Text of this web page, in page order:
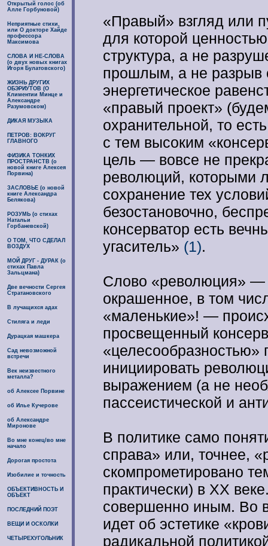
Открытый голос (об
Алле Горбуновой)
Неприятные стихи,
или О докторе Хайде
профессора
Максимова
СЛОВА И НЕ-СЛОВА
(о двух новых книгах
Игоря Булатовского)
ЖИЗНЬ ДРУГИХ
ОБЭРИУТОВ (О
Климентии Минце и
Александре
Разумовском)
ДИКАЯ МУЗЫКА
ПЕТРОВ: ВОКРУГ
ГЛАВНОГО
ФИЗИКА ТОНКИХ
ПРОСТРАНСТВ (о
новой книге Алексея
Порвина)
ЗАСЛОВЬЕ (о новой
книге Александра
Белякова)
РОЗУМЬ (о стихах
Натальи
Горбаневской)
О ТОМ, ЧТО СДЕЛАЛ
ВОЗДУХ
МОЙ ДРУГ - ДУРАК (о
стихах Павла
Зальцмана)
Две вечности Сергея
Стратановского
В лучащихся адах
Стиляга и леди
Дурацкая машкера
Сад невозможной
встречи
Век неизвестного
металла?
об Алексее Порвине
об Илье Кучерове
об Александре
Миронове
Во мне конец/во мне
начало
Дорогая простота
Изобилие и точность
ОБЪЕКТИВНОСТЬ И
ОБЪЕКТ
ПОСЛЕДНИЙ ПОЭТ
ВЕЩИ И ОСКОЛКИ
ЧЕТЫРЕХУГОЛЬНИК
«Правый» взгляд или
для которой
структура, а не
прошлым, а не разрыв
энергетическое
«правый проект»
охранительной, то
с тем высоким
цель — вовсе не
революций, которыми
сохранение тех
безостановочно,
консерватор есть
угаситель» (1).
Слово «революция» —
окрашенное, в том
«маленькие»! —
просвещенный
инициировать
выражением (а не
пассеистической и
В политике само
справа» или, точнее,
скомпрометировано
практически) в XX
совершенно иным. Во
идет об эстетике
радикальной